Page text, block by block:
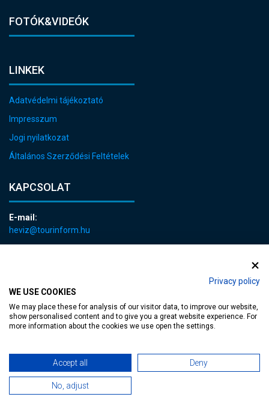
Privacy policy
WE USE COOKIES
We may place these for analysis of our visitor data, to improve our website,
show personalised content and to give you a great website experience. For
more information about the cookies we use open the settings.
Accept all Deny
No, adjust
FOTÓK&VIDEÓK
LINKEK
Adatvédelmi tájékoztató
Impresszum
Jogi nyilatkozat
Általános Szerződési Feltételek
KAPCSOLAT
E-mail:
heviz@tourinform.hu
Designed byMediaGum